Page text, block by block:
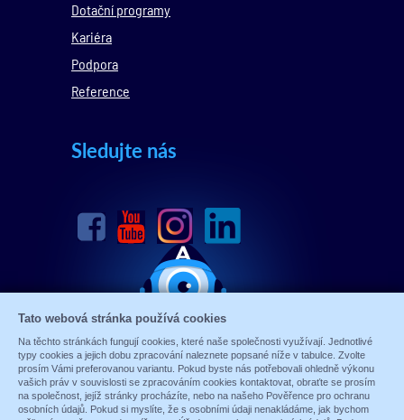
Dotační programy
Kariéra
Podpora
Reference
Sledujte nás
Tato webová stránka používá cookies
Na těchto stránkách fungují cookies, které naše společnosti využívají. Jednotlivé
typy cookies a jejich dobu zpracování naleznete popsané níže v tabulce. Zvolte
prosím Vámi preferovanou variantu. Pokud byste nás potřebovali ohledně výkonu
vašich práv v souvislosti se zpracováním cookies kontaktovat, obraťte se prosím
na společnost, jejíž stránky procházíte, nebo na našeho Pověřence pro ochranu
osobních údajů. Pokud si myslíte, že s osobními údaji nenakládáme, jak bychom